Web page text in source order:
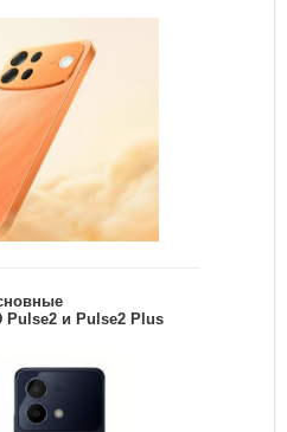
Pulse2 и Pulse2 Plus